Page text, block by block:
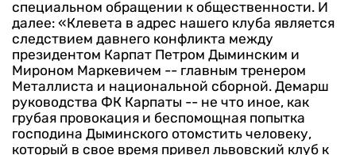
специальном обращении к общественности. И
далее: «Клевета в адрес нашего клуба является
следствием давнего конфликта между
президентом Карпат Петром Дыминским и
Мироном Маркевичем -- главным тренером
Металлиста и национальной сборной. Демарш
руководства ФК Карпаты -- не что иное, как
грубая провокация и беспомощная попытка
господина Дыминского отомстить человеку,
который в свое время привел львовский клуб к